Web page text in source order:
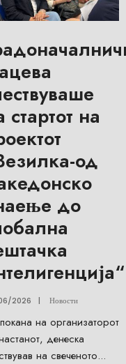
стартот на
од
до
2026 | Новости
на организаторот
денеска
на свеченото...